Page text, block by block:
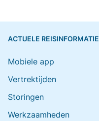
ACTUELE REISINFORMATIE
Mobiele app
Vertrektijden
Storingen
Werkzaamheden